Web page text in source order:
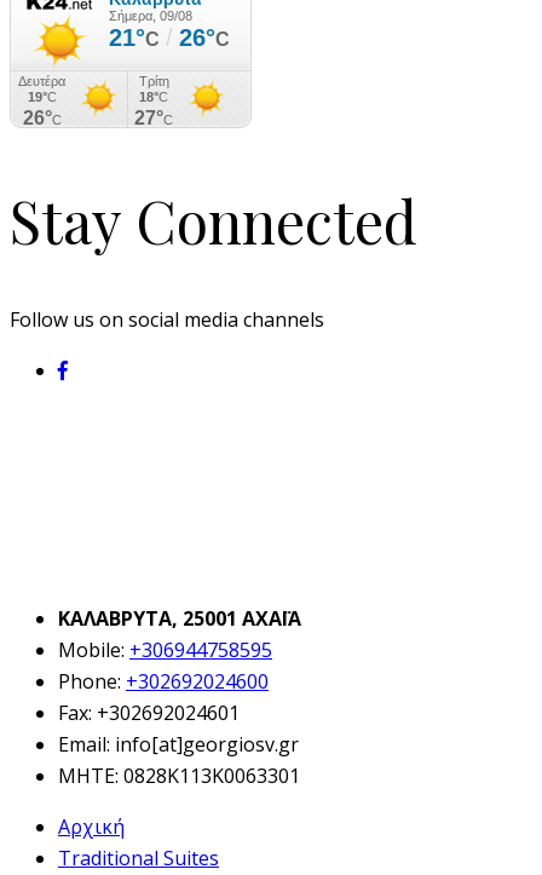
Stay Connected
Follow us on social media channels
ΚΑΛΑΒΡΥΤΑ, 25001 ΑΧΑΪΑ
Mobile: +306944758595
Phone: +302692024600
Fax: +302692024601
Email: info[at]georgiosv.gr
MHTE: 0828K113K0063301
Αρχική
Traditional Suites